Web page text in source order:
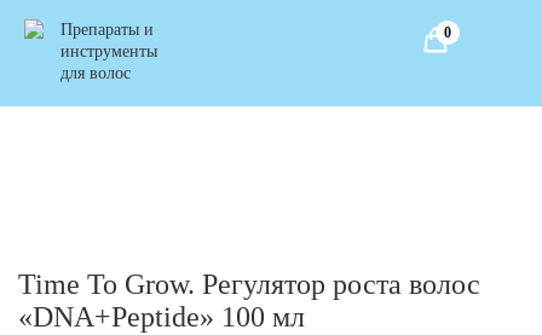
Препараты и
инструменты
для волос
0
Time To Grow. Регулятор роста волос
«DNA+Peptide» 100 мл